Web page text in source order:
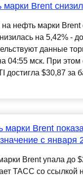
Brent
нефть марки Brent
на 5,42% -
данные
04:55 мск. При этом
достигла $30,87 за
марки Brent
с января
Brent упала до
ТАСС со ссылкой